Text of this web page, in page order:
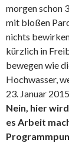
morgen schon
mit bloßen
nichts
kürzlich in
bewegen wie
Hochwasser,
23. Januar
Nein, hier
es Arbeit